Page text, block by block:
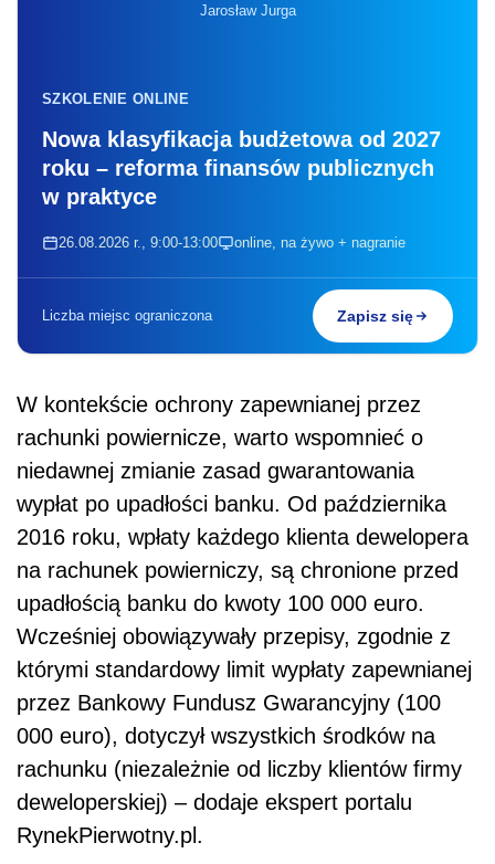
Jarosław Jurga
SZKOLENIE ONLINE
Nowa klasyfikacja budżetowa od 2027
roku – reforma finansów publicznych
w praktyce
26.08.2026 r., 9:00-13:00 online, na żywo + nagranie
Liczba miejsc ograniczona Zapisz się
W kontekście ochrony zapewnianej przez
rachunki powiernicze, warto wspomnieć o
niedawnej zmianie zasad gwarantowania
wypłat po upadłości banku. Od października
2016 roku, wpłaty każdego klienta dewelopera
na rachunek powierniczy, są chronione przed
upadłością banku do kwoty 100 000 euro.
Wcześniej obowiązywały przepisy, zgodnie z
którymi standardowy limit wypłaty zapewnianej
przez Bankowy Fundusz Gwarancyjny (100
000 euro), dotyczył wszystkich środków na
rachunku (niezależnie od liczby klientów firmy
deweloperskiej) – dodaje ekspert portalu
RynekPierwotny.pl.